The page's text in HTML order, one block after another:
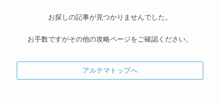
お探しの記事が見つかりませんでした。
お手数ですがその他の攻略ページをご確認ください。
アルテマトップへ